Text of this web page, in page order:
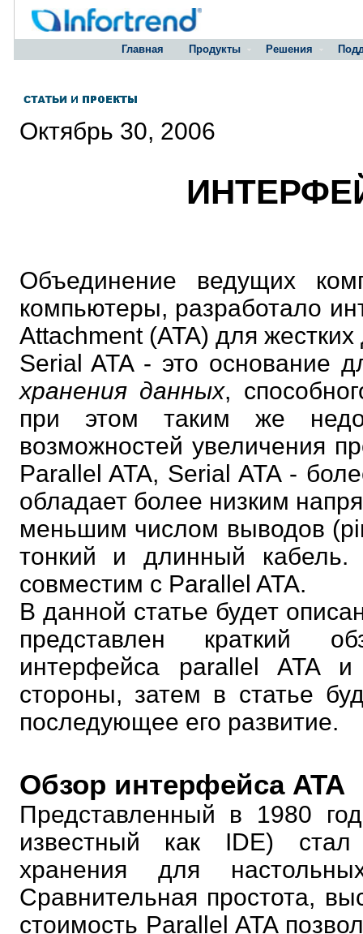
Главная Продукты Решения
Октябрь 30, 2006
Объединение ведущих
компьютеры, разработало
Attachment (ATA) для жестких
Serial ATA - это основание
хранения данных,
при этом таким же
возможностей увеличения
Parallel ATA, Serial ATA -
обладает более низким
меньшим числом выводов
тонкий и длинный
совместим с Parallel ATA.
В данной статье будет
представлен краткий
интерфейса parallel ATA
стороны, затем в статье
последующее его развитие.
Обзор интерфейса ATA
Представленный в 1980
известный как IDE)
хранения для
Сравнительная простота,
стоимость Parallel ATA